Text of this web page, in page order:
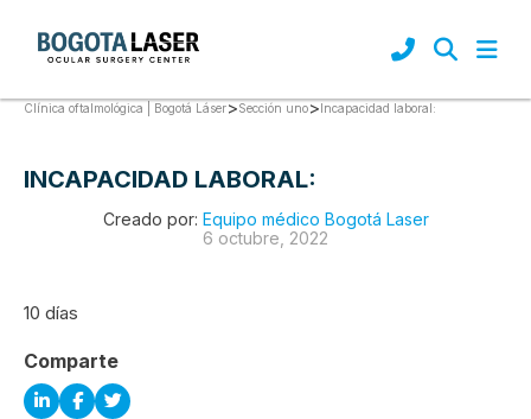
Clínica oftalmológica | Bogotá Láser>Sección uno>Incapacidad laboral:
INCAPACIDAD LABORAL:
Creado por: Equipo médico Bogotá Laser
6 octubre, 2022
10 días
Comparte